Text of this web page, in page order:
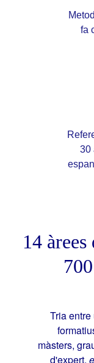
fa
30
14
Tria
màsters,
d'expert,